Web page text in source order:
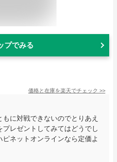
プでみる
価格と在庫を楽天でチェック >>
に対戦できないのでとりあえ
レゼントしてみてはどうでし
ネットオンラインなら定価よ